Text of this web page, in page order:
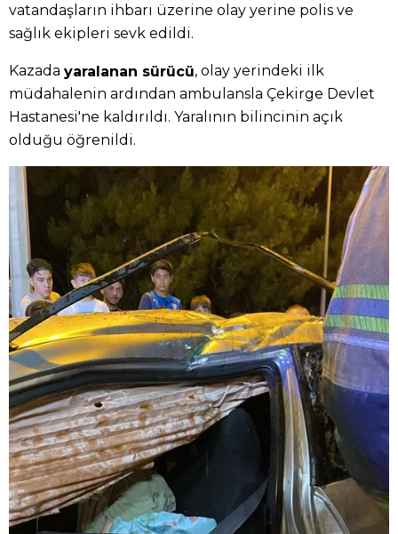
vatandaşların ihbarı üzerine olay yerine polis ve
sağlık ekipleri sevk edildi.
Kazada yaralanan sürücü, olay yerindeki ilk
müdahalenin ardından ambulansla Çekirge Devlet
Hastanesi'ne kaldırıldı. Yaralının bilincinin açık
olduğu öğrenildi.